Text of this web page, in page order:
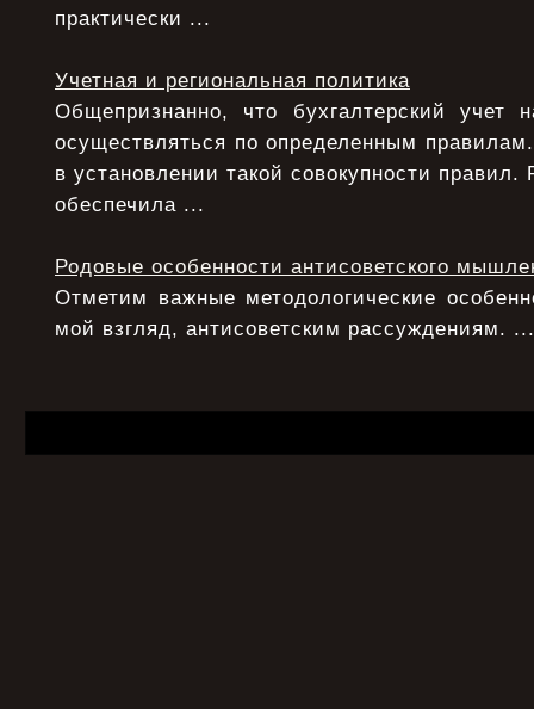
практически ...
Учетная и региональная политика
Общепризнанно, что бухгалтерский учет
осуществляться по определенным
в установлении такой совокупности
обеспечила ...
Родовые особенности антисоветского
Отметим важные методологические
мой взгляд, антисоветским рассуждениям. ...